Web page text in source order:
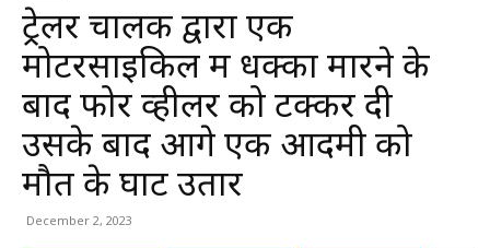
ट्रेलर चालक द्वारा एक
मोटरसाइकिल में धक्का मारने के
बाद फोर व्हीलर को टक्कर दी
उसके बाद आगे एक आदमी को
मौत के घाट उतार
December 2, 2023